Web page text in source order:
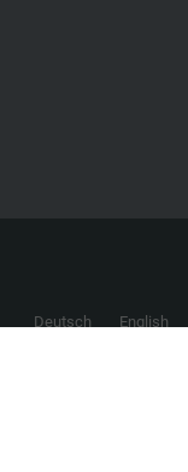
Deutsch English